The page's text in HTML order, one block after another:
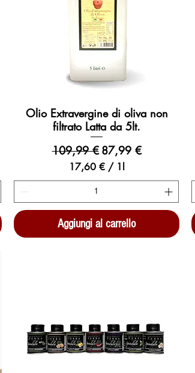
Vista rapida
Olio Extravergine di oliva non
filtrato Latta da 5lt.
Prezzo regolare
109,99 € Prezzo scontato
87,99 €
17,60 € / 1l
1
7
,
0
i
t
r
Aggiungi al carrello